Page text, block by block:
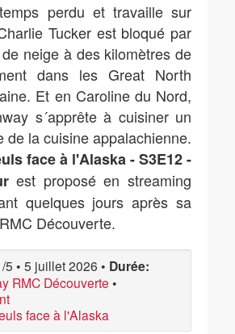
perdu et travaille sur
Tucker est bloqué par
neige à des kilomètres de
dans les Great North
Et en Caroline du Nord,
s´apprête à cuisiner un
de la cuisine appalachienne.
face à l'Alaska - S3E12 -
est proposé en streaming
quelques jours après sa
Découverte.
5 • 5 juillet 2026 • Durée:
RMC Découverte •
face à l'Alaska